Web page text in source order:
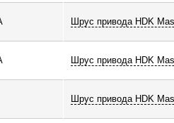
Шрус привода HDK
Шрус привода HDK
Шрус привода HDK